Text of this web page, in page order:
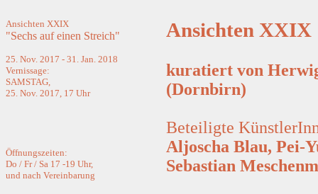
Ansichten XXIX
"Sechs auf einen Streich"
25. Nov. 2017 - 31. Jan. 2018
Vernissage:
SAMSTAG,
25. Nov. 2017, 17 Uhr
Öffnungszeiten:
Do / Fr / Sa 17 -19 Uhr,
und nach Vereinbarung
Ansichten XXIX
kuratiert von
(Dornbirn)
Beteiligte
Aljoscha Blau, Pei-
Sebastian